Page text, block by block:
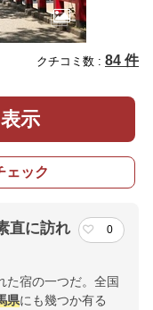
クチコミ数 : 84 件
示
ェック
直に訪れ
0
た宿の一つだ。全国
県にも幾つか有る